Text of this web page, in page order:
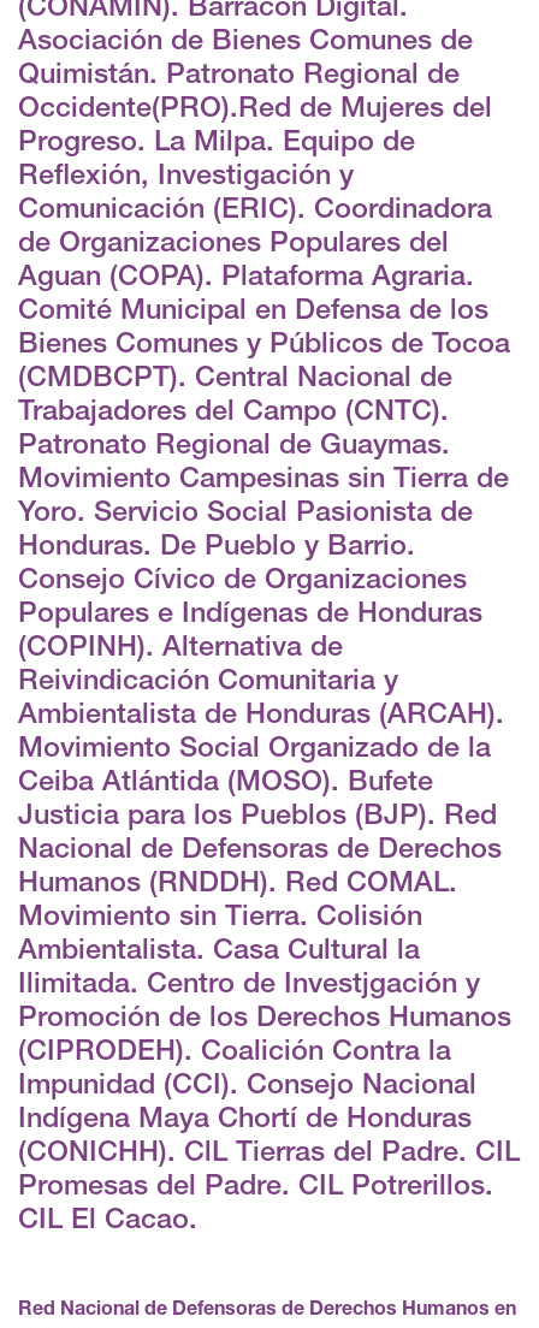
(CONAMIN). Barracón Digital.
Asociación de Bienes Comunes de
Quimistán. Patronato Regional de
Occidente(PRO).Red de Mujeres del
Progreso. La Milpa. Equipo de
Reflexión, Investigación y
Comunicación (ERIC). Coordinadora
de Organizaciones Populares del
Aguan (COPA). Plataforma Agraria.
Comité Municipal en Defensa de los
Bienes Comunes y Públicos de Tocoa
(CMDBCPT). Central Nacional de
Trabajadores del Campo (CNTC).
Patronato Regional de Guaymas.
Movimiento Campesinas sin Tierra de
Yoro. Servicio Social Pasionista de
Honduras. De Pueblo y Barrio.
Consejo Cívico de Organizaciones
Populares e Indígenas de Honduras
(COPINH). Alternativa de
Reivindicación Comunitaria y
Ambientalista de Honduras (ARCAH).
Movimiento Social Organizado de la
Ceiba Atlántida (MOSO). Bufete
Justicia para los Pueblos (BJP). Red
Nacional de Defensoras de Derechos
Humanos (RNDDH). Red COMAL.
Movimiento sin Tierra. Colisión
Ambientalista. Casa Cultural la
Ilimitada. Centro de Investjgación y
Promoción de los Derechos Humanos
(CIPRODEH). Coalición Contra la
Impunidad (CCI). Consejo Nacional
Indígena Maya Chortí de Honduras
(CONICHH). ClL Tierras del Padre. CIL
Promesas del Padre. CIL Potrerillos.
CIL El Cacao.
Red Nacional de Defensoras de Derechos Humanos en